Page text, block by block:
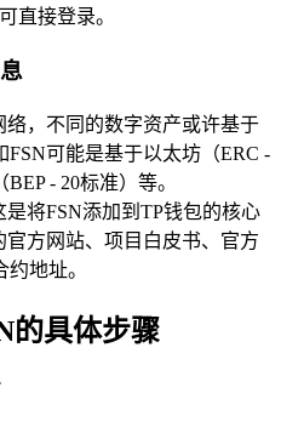
直接登录。
络，不同的数字资产或许基于
可能是基于以太坊（ERC -
- 20标准）等。
将FSN添加到TP钱包的核心
方网站、项目白皮书、官方
地址。
的具体步骤